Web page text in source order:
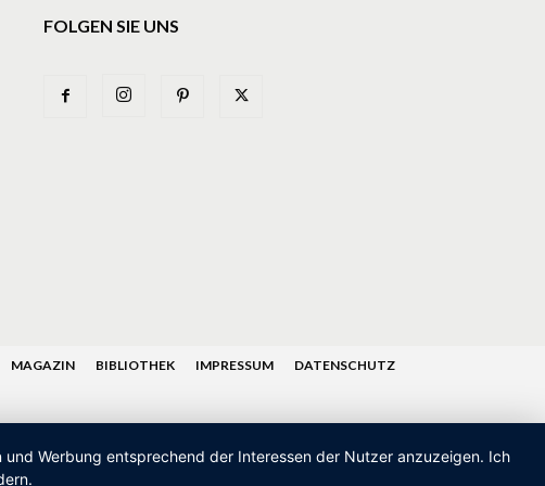
FOLGEN SIE UNS
MAGAZIN BIBLIOTHEK IMPRESSUM DATENSCHUTZ
Werbung entsprechend der Interessen der Nutzer anzuzeigen. Ich